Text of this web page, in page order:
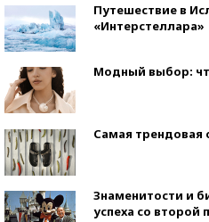
Путешествие в
«Интерстеллара»
Модный выбор:
Самая трендовая
Знаменитости и
успеха со второй